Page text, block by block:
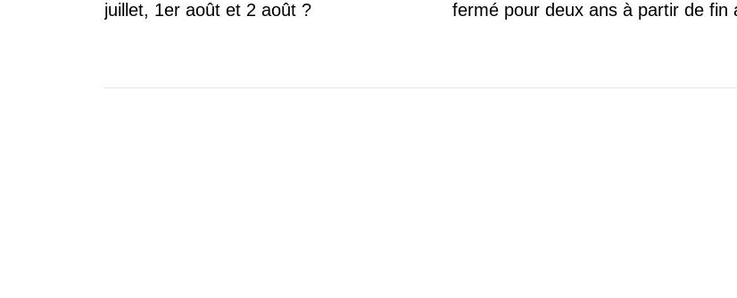
juillet, 1er août et 2 août ?
fermé pour deux ans à partir de fin